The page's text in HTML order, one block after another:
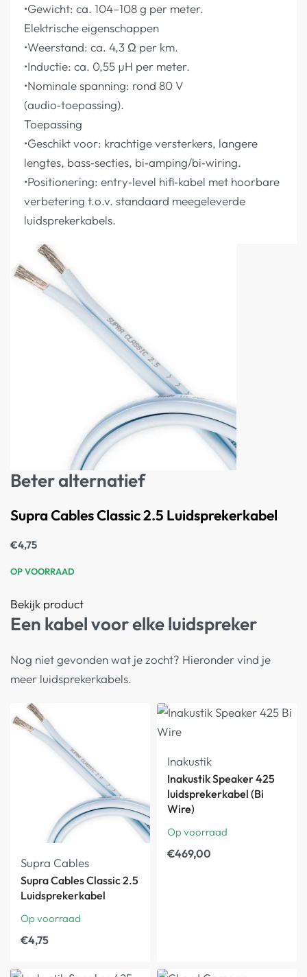
•Gewicht: ca. 104–108 g per meter.
Elektrische eigenschappen
•Weerstand: ca. 4,3 Ω per km.
•Inductie: ca. 0,55 µH per meter.
•Nominale spanning: rond 80 V
(audio‑toepassing).
Toepassing
•Geschikt voor: krachtige versterkers, langere
lengtes, bass‑secties, bi‑amping/bi‑wiring.
•Positionering: entry‑level hifi‑kabel met hoorbare
verbetering t.o.v. standaard meegeleverde
luidsprekerkabels.
Beter alternatief
Supra Cables Classic 2.5 Luidsprekerkabel
€4,75
OP VOORRAAD
Bekijk product
Een kabel voor elke luidspreker
Nog niet gevonden wat je zocht? Hieronder vind je
meer luidsprekerkabels.
Supra Cables
Supra Cables Classic 2.5
Luidsprekerkabel
Op voorraad
€4,75
Inakustik
Inakustik Speaker 425
luidsprekerkabel (Bi
Wire)
Op voorraad
€469,00